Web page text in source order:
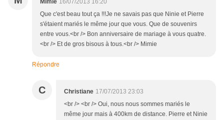
Mimie 16/07/2013 16:20
Que c'est beau tout ça !!!Je ne savais pas que Ninie et Pierre
s'étaient mariés le même jour que vous. Que de souvenirs
entre vous.<br /> Bon anniversaire de mariage à vous quatre.
<br /> Et de gros bisous à tous.<br /> Mimie
Répondre
C Christiane 17/07/2013 23:03
<br /> <br /> Oui, nous nous sommes mariés le
même jour mais à 400km de distance. Pierre et Ninie